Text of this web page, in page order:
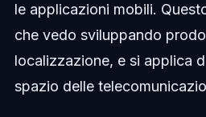
le applicazioni mobili.
che vedo sviluppando
localizzazione, e si applica
spazio delle